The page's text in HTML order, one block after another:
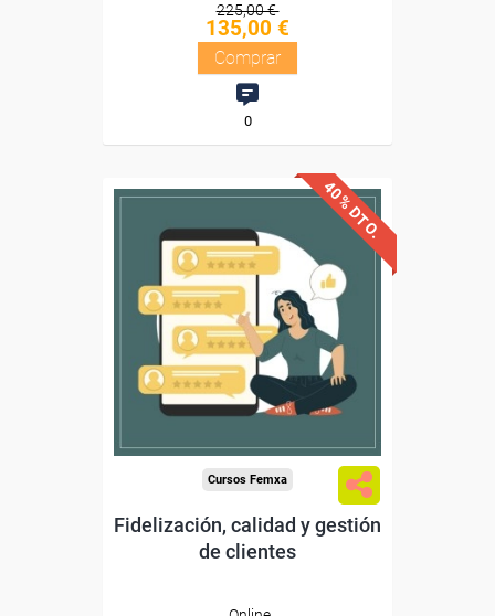
225,00 €
135,00 €
Comprar
0
40% DTO.
Descuentos especiales
Sin requisitos de acceso
Diploma
Compra segura
Cursos Femxa
Fidelización, calidad y gestión
de clientes